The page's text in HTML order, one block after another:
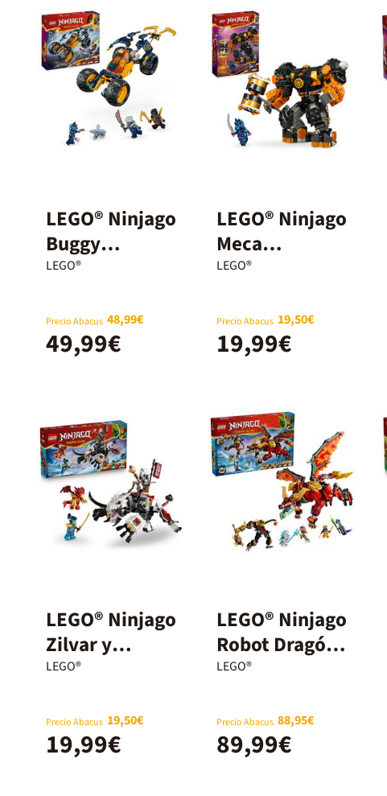
LEGO® Ninjago
Buggy
Todoterreno
71811
LEGO®
Precio Abacus 48,99€
49,99€
LEGO® Ninjago
Meca
Elemental de
Cole 71806
LEGO®
Precio Abacus 19,50€
19,99€
LEGO® Ninjago
Zilvar y
Grimtak la
71863
LEGO®
Precio Abacus 19,50€
19,99€
LEGO® Ninjago
Robot Dragón
Transformable
71868
LEGO®
Precio Abacus 88,95€
89,99€